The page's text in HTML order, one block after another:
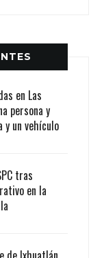
en Las
persona y
y un vehículo
tras
en la